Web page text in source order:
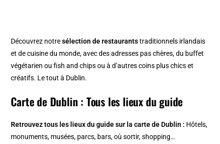
Découvrez notresélection de restaurantstraditionnels irlandais
et de cuisine du monde, avec des adresses pas chères, du buffet
végétarien ou fish and chips ou à d’autres coins plus chics et
créatifs. Le tout à Dublin.
Carte de Dublin : Tous les lieux du guide
Retrouvez tous les lieux du guide sur lacarte de Dublin : Hôtels,
monuments, musées, parcs, bars, où sortir, shopping…